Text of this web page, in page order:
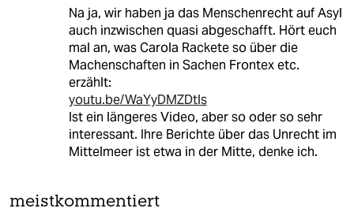
Na ja, wir haben ja das Menschenrecht auf Asyl
auch inzwischen quasi abgeschafft. Hört euch
mal an, was Carola Rackete so über die
Machenschaften in Sachen Frontex etc.
erzählt:
youtu.be/WaYyDMZDtls
Ist ein längeres Video, aber so oder so sehr
interessant. Ihre Berichte über das Unrecht im
Mittelmeer ist etwa in der Mitte, denke ich.
meistkommentiert